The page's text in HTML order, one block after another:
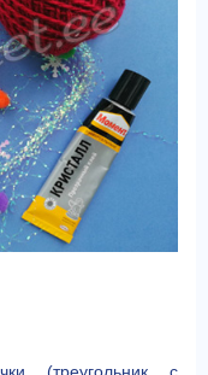
(треугольник с